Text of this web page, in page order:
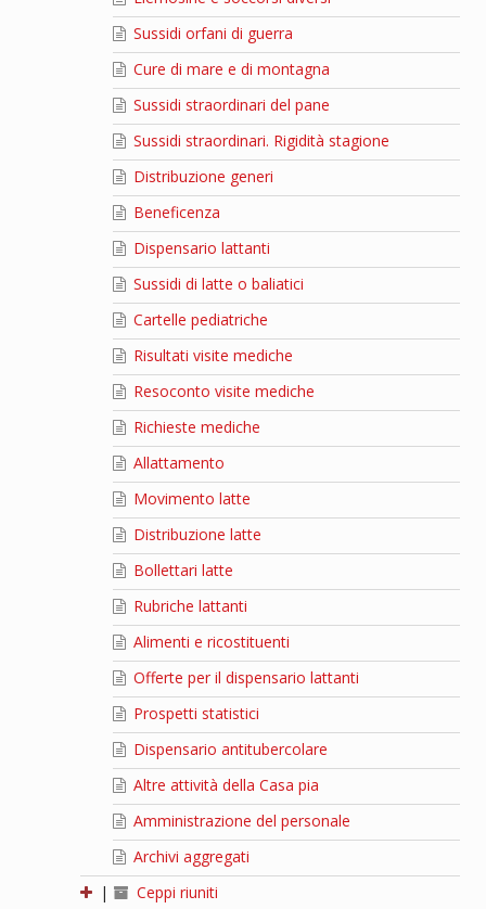
Sussidi orfani di guerra
Cure di mare e di montagna
Sussidi straordinari del pane
Sussidi straordinari. Rigidità stagione
Distribuzione generi
Beneficenza
Dispensario lattanti
Sussidi di latte o baliatici
Cartelle pediatriche
Risultati visite mediche
Resoconto visite mediche
Richieste mediche
Allattamento
Movimento latte
Distribuzione latte
Bollettari latte
Rubriche lattanti
Alimenti e ricostituenti
Offerte per il dispensario lattanti
Prospetti statistici
Dispensario antitubercolare
Altre attività della Casa pia
Amministrazione del personale
Archivi aggregati
|
Ceppi riuniti